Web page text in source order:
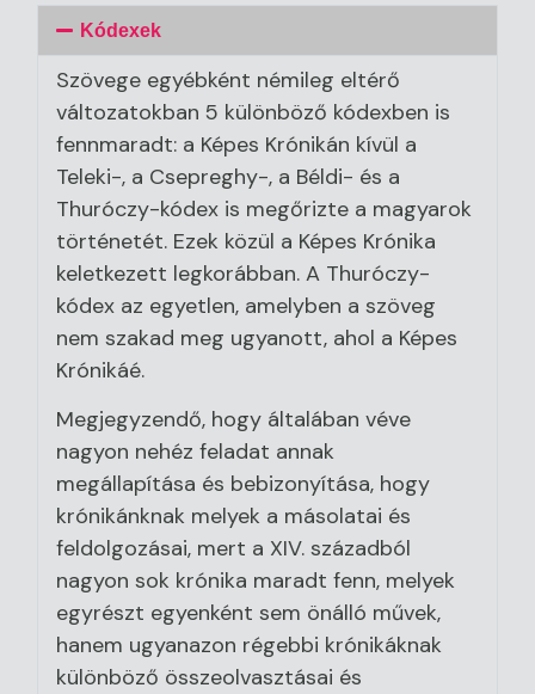
Kódexek
Szövege egyébként némileg eltérő
változatokban 5 különböző kódexben is
fennmaradt: a Képes Krónikán kívül a
Teleki-, a Csepreghy-, a Béldi- és a
Thuróczy-kódex is megőrizte a magyarok
történetét. Ezek közül a Képes Krónika
keletkezett legkorábban. A Thuróczy-
kódex az egyetlen, amelyben a szöveg
nem szakad meg ugyanott, ahol a Képes
Krónikáé.
Megjegyzendő, hogy általában véve
nagyon nehéz feladat annak
megállapítása és bebizonyítása, hogy
krónikánknak melyek a másolatai és
feldolgozásai, mert a XIV. századból
nagyon sok krónika maradt fenn, melyek
egyrészt egyenként sem önálló művek,
hanem ugyanazon régebbi krónikáknak
különböző összeolvasztásai és